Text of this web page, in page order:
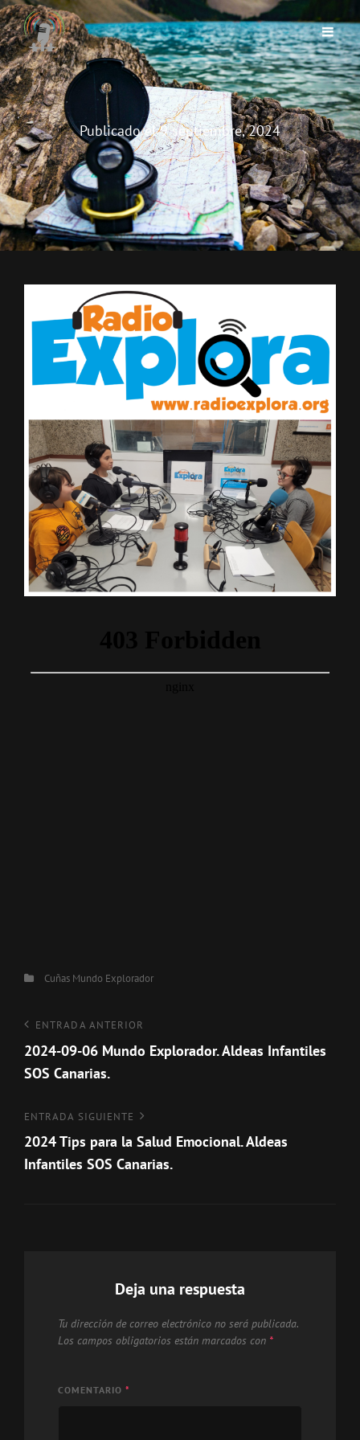
Publicado el9 septiembre, 2024
Categorías
Cuñas Mundo Explorador
Navegación
de
entradas
Entrada
anterior
ENTRADA ANTERIOR
2024-09-06 Mundo Explorador. Aldeas Infantiles
SOS Canarias.
Entrada
siguiente
ENTRADA SIGUIENTE
2024 Tips para la Salud Emocional. Aldeas
Infantiles SOS Canarias.
Deja una respuesta
Tu dirección de correo electrónico no será publicada.
Los campos obligatorios están marcados con *
COMENTARIO *